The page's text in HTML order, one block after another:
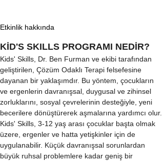
Etkinlik hakkında
KİD'S SKILLS PROGRAMI NEDİR?
Kids' Skills, Dr. Ben Furman ve ekibi tarafından
geliştirilen, Çözüm Odaklı Terapi felsefesine
dayanan bir yaklaşımdır. Bu yöntem, çocukların
ve ergenlerin davranışsal, duygusal ve zihinsel
zorluklarını, sosyal çevrelerinin desteğiyle, yeni
becerilere dönüştürerek aşmalarına yardımcı olur.
Kids' Skills, 3-12 yaş arası çocuklar başta olmak
üzere, ergenler ve hatta yetişkinler için de
uygulanabilir. Küçük davranışsal sorunlardan
büyük ruhsal problemlere kadar geniş bir